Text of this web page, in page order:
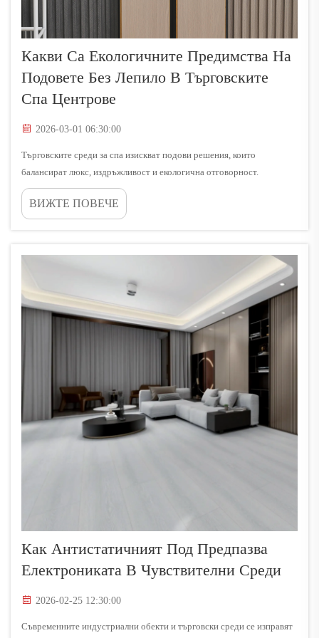
Какви Са Екологичните Предимства На
Подовете Без Лепило В Търговските
Спа Центрове
2026-03-01 06:30:00
Търговските среди за спа изискват подови решения, които
балансират люкс, издръжливост и екологична отговорност.
Традиционните подови инсталации често използват лепила,
съдържащи летливи органични съединения и вредни химикали,
ВИЖТЕ ПОВЕЧЕ
Как Антистатичният Под Предпазва
Електрониката В Чувствителни Среди
2026-02-25 12:30:00
Съвременните индустриални обекти и търговски среди се изправят